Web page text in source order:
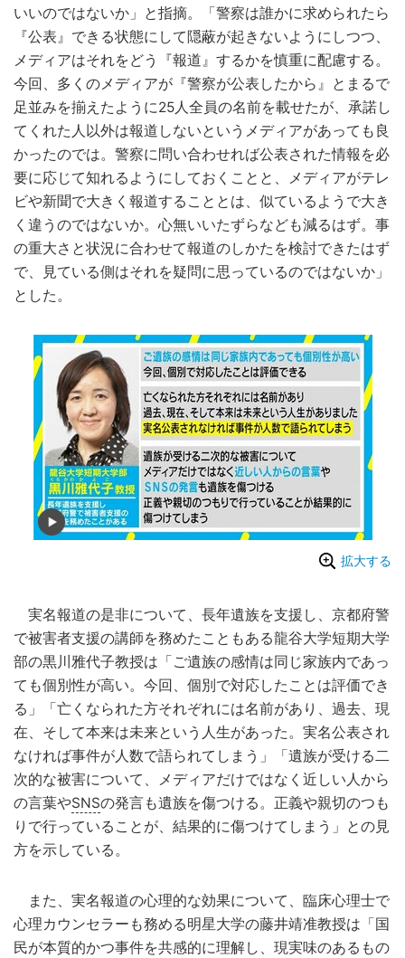
いいのではないか」と指摘。「警察は誰かに求められたら
『公表』できる状態にして隠蔽が起きないようにしつつ、
メディアはそれをどう『報道』するかを慎重に配慮する。
今回、多くのメディアが『警察が公表したから』とまるで
足並みを揃えたように25人全員の名前を載せたが、承諾し
てくれた人以外は報道しないというメディアがあっても良
かったのでは。警察に問い合わせれば公表された情報を必
要に応じて知れるようにしておくことと、メディアがテレ
ビや新聞で大きく報道することとは、似ているようで大き
く違うのではないか。心無いいたずらなども減るはず。事
の重大さと状況に合わせて報道のしかたを検討できたはず
で、見ている側はそれを疑問に思っているのではないか」
とした。
拡大する
実名報道の是非について、長年遺族を支援し、京都府警
で被害者支援の講師を務めたこともある龍谷大学短期大学
部の黒川雅代子教授は「ご遺族の感情は同じ家族内であっ
ても個別性が高い。今回、個別で対応したことは評価でき
る」「亡くなられた方それぞれには名前があり、過去、現
在、そして本来は未来という人生があった。実名公表され
なければ事件が人数で語られてしまう」「遺族が受ける二
次的な被害について、メディアだけではなく近しい人から
の言葉やSNSの発言も遺族を傷つける。正義や親切のつも
りで行っていることが、結果的に傷つけてしまう」との見
方を示している。
また、実名報道の心理的な効果について、臨床心理士で
心理カウンセラーも務める明星大学の藤井靖准教授は「国
民が本質的かつ事件を共感的に理解し、現実味のあるもの